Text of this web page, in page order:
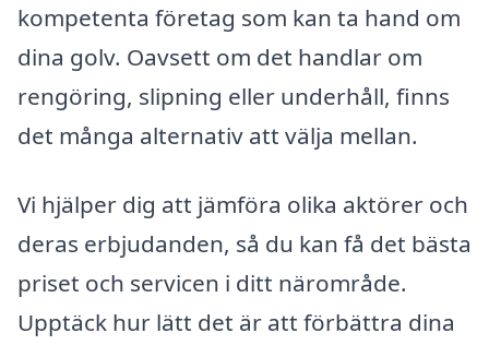
kompetenta företag som kan ta hand om
dina golv. Oavsett om det handlar om
rengöring, slipning eller underhåll, finns
det många alternativ att välja mellan.
Vi hjälper dig att jämföra olika aktörer och
deras erbjudanden, så du kan få det bästa
priset och servicen i ditt närområde.
Upptäck hur lätt det är att förbättra dina